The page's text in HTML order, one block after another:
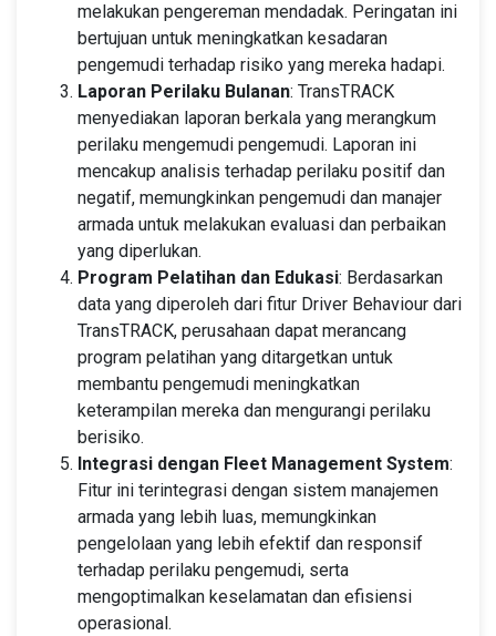
melakukan pengereman mendadak. Peringatan ini
bertujuan untuk meningkatkan kesadaran
pengemudi terhadap risiko yang mereka hadapi.
Laporan Perilaku Bulanan: TransTRACK
menyediakan laporan berkala yang merangkum
perilaku mengemudi pengemudi. Laporan ini
mencakup analisis terhadap perilaku positif dan
negatif, memungkinkan pengemudi dan manajer
armada untuk melakukan evaluasi dan perbaikan
yang diperlukan.
Program Pelatihan dan Edukasi: Berdasarkan
data yang diperoleh dari fitur Driver Behaviour dari
TransTRACK, perusahaan dapat merancang
program pelatihan yang ditargetkan untuk
membantu pengemudi meningkatkan
keterampilan mereka dan mengurangi perilaku
berisiko.
Integrasi dengan Fleet Management System:
Fitur ini terintegrasi dengan sistem manajemen
armada yang lebih luas, memungkinkan
pengelolaan yang lebih efektif dan responsif
terhadap perilaku pengemudi, serta
mengoptimalkan keselamatan dan efisiensi
operasional.